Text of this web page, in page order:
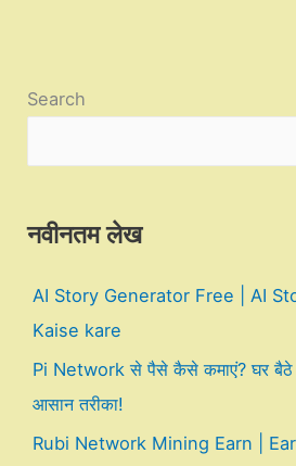
Search
नवीनतम लेख
AI Story Generator Free | AI
Kaise kare
Pi Network से पैसे कैसे कमाएं? घर बैठे
आसान तरीका!
Rubi Network Mining Earn |